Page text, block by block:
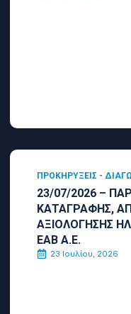
ΠΡΟΚΗΡΎΞΕΙΣ -
23/07/2026 –
ΚΑΤΑΓΡΑΦΗΣ,
ΑΞΙΟΛΟΓΗΣΗΣ
ΕΑΒ Α.Ε.
23 Ιουλίου, 2026